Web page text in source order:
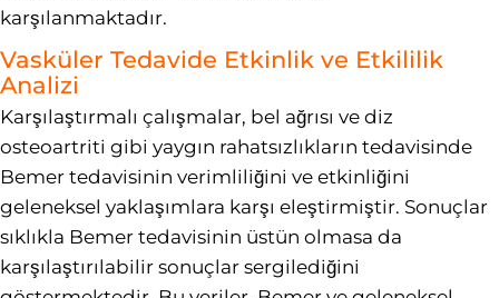
karşılanmaktadır.
Vasküler Tedavide Etkinlik ve Etkililik
Analizi
Karşılaştırmalı çalışmalar, bel ağrısı ve diz
osteoartriti gibi yaygın rahatsızlıkların tedavisinde
Bemer tedavisinin verimliliğini ve etkinliğini
geleneksel yaklaşımlara karşı eleştirmiştir. Sonuçlar
sıklıkla Bemer tedavisinin üstün olmasa da
karşılaştırılabilir sonuçlar sergilediğini